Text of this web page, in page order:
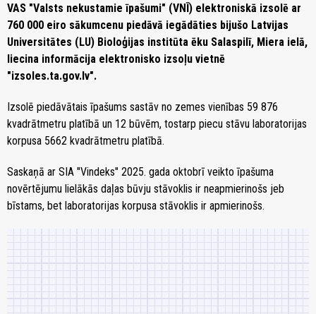
VAS "Valsts nekustamie īpašumi" (VNĪ) elektroniskā izsolē ar
760 000 eiro sākumcenu piedāvā iegādāties bijušo Latvijas
Universitātes (LU) Bioloģijas institūta ēku Salaspilī, Miera ielā,
liecina informācija elektronisko izsoļu vietnē
"izsoles.ta.gov.lv".
Izsolē piedāvātais īpašums sastāv no zemes vienības 59 876
kvadrātmetru platībā un 12 būvēm, tostarp piecu stāvu laboratorijas
korpusa 5662 kvadrātmetru platībā.
Saskaņā ar SIA "Vindeks" 2025. gada oktobrī veikto īpašuma
novērtējumu lielākās daļas būvju stāvoklis ir neapmierinošs jeb
bīstams, bet laboratorijas korpusa stāvoklis ir apmierinošs.